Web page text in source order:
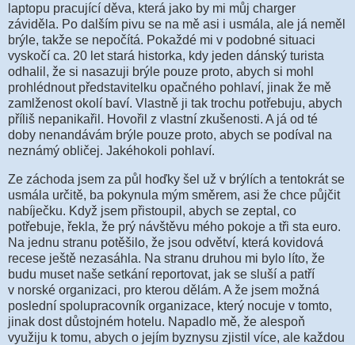
laptopu pracující děva, která jako by mi můj charger
záviděla. Po dalším pivu se na mě asi i usmála, ale já neměl
brýle, takže se nepočítá. Pokaždé mi v podobné situaci
vyskočí ca. 20 let stará historka, kdy jeden dánský turista
odhalil, že si nasazuji brýle pouze proto, abych si mohl
prohlédnout představitelku opačného pohlaví, jinak že mě
zamlženost okolí baví. Vlastně ji tak trochu potřebuju, abych
příliš nepanikařil. Hovořil z vlastní zkušenosti. A já od té
doby nenandávám brýle pouze proto, abych se podíval na
neznámý obličej. Jakéhokoli pohlaví.
Ze záchoda jsem za půl hoďky šel už v brýlích a tentokrát se
usmála určitě, ba pokynula mým směrem, asi že chce půjčit
nabíječku. Když jsem přistoupil, abych se zeptal, co
potřebuje, řekla, že prý návštěvu mého pokoje a tři sta euro.
Na jednu stranu potěšilo, že jsou odvětví, která kovidová
recese ještě nezasáhla. Na stranu druhou mi bylo líto, že
budu muset naše setkání reportovat, jak se sluší a patří
v norské organizaci, pro kterou dělám. A že jsem možná
poslední spolupracovník organizace, který nocuje v tomto,
jinak dost důstojném hotelu. Napadlo mě, že alespoň
využiju k tomu, abych o jejím byznysu zjistil více, ale každou